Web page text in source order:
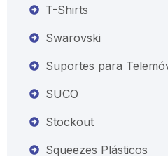
T-Shirts
Swarovski
Suportes para
SUCO
Stockout
Squeezes Plásticos